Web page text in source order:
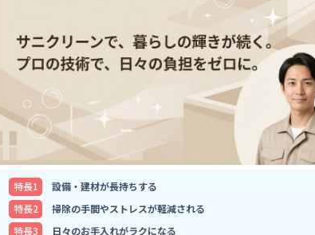
特⻑1
設備・建材が長持ちする
特⻑2
掃除の手間やストレスが軽減される
特⻑3
日々のお手入れがラクになる